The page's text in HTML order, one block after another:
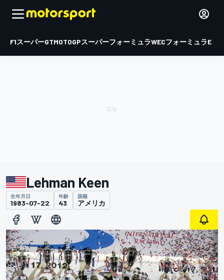
F1スーパーGTMOTOGPスーパーフォーミュラWECフォーミュラE
Lehman Keen
生年月日
1983-07-22
年齢
43
国籍
アメリカ